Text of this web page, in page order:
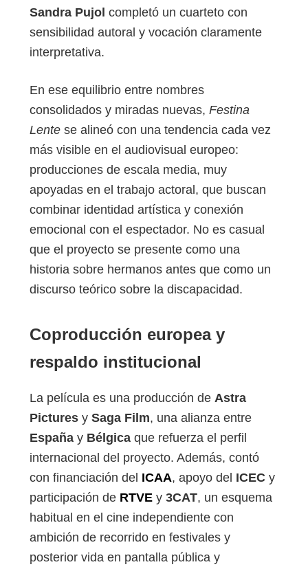
Sandra Pujol completó un cuarteto con
sensibilidad autoral y vocación claramente
interpretativa.
En ese equilibrio entre nombres
consolidados y miradas nuevas, Festina
Lente se alineó con una tendencia cada vez
más visible en el audiovisual europeo:
producciones de escala media, muy
apoyadas en el trabajo actoral, que buscan
combinar identidad artística y conexión
emocional con el espectador. No es casual
que el proyecto se presente como una
historia sobre hermanos antes que como un
discurso teórico sobre la discapacidad.
Coproducción europea y
respaldo institucional
La película es una producción de Astra
Pictures y Saga Film, una alianza entre
España y Bélgica que refuerza el perfil
internacional del proyecto. Además, contó
con financiación del ICAA, apoyo del ICEC y
participación de RTVE y 3CAT, un esquema
habitual en el cine independiente con
ambición de recorrido en festivales y
posterior vida en pantalla pública y